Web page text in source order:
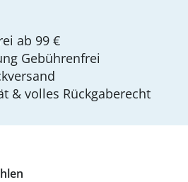
ab 99 €
Gebührenfrei
& volles Rückgaberecht